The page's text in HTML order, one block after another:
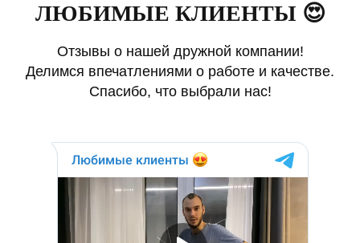
ЛЮБИМЫЕ КЛИЕНТЫ 😍
Отзывы о нашей дружной компании!
Делимся впечатлениями о работе и качестве.
Спасибо, что выбрали нас!